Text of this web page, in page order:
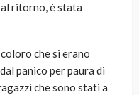
ritorno, è stata
che si erano
panico per paura di
che sono stati a